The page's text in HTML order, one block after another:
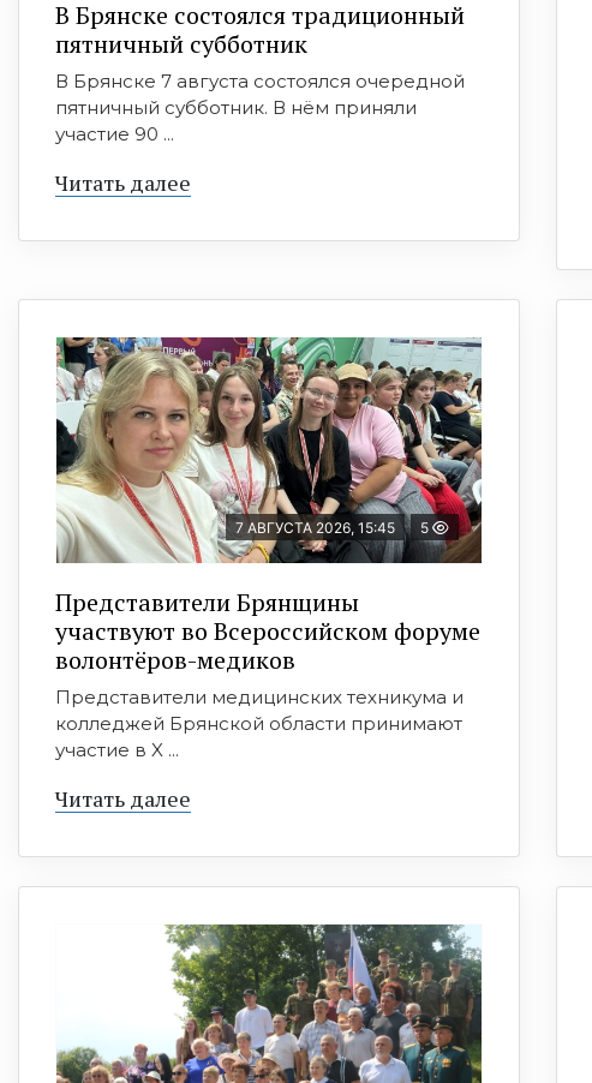
В Брянске состоялся традиционный
пятничный субботник
В Брянске 7 августа состоялся очередной
пятничный субботник. В нём приняли
участие 90 ...
Читать далее
7 АВГУСТА 2026, 15:45 5
Представители Брянщины
участвуют во Всероссийском форуме
волонтёров-медиков
Представители медицинских техникума и
колледжей Брянской области принимают
участие в X ...
Читать далее